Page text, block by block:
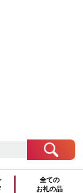
全ての
お礼の品